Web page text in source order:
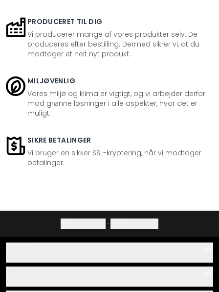
PRODUCERET TIL DIG
Vi producerer mange af vores produkter selv. De
produceres efter bestilling. Dermed sikrer vi, at du
modtager et helt nyt produkt.
MILJØVENLIG
Vores miljø og klima er vigtigt, og vi arbejder derfor
mod grønne løsninger i alle aspekter, hvor det er
muligt.
SIKRE BETALINGER
Vi bruger en sikker SSL-kryptering, når vi modtager
betalinger.
·
Om os